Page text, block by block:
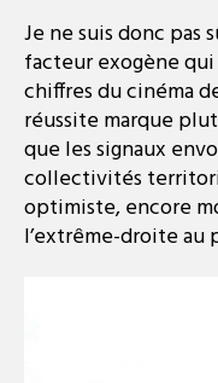
Je ne suis donc pas
facteur exogène
chiffres du cinéma
réussite marque
que les signaux
collectivités
optimiste, encore
l’extrême-droite au